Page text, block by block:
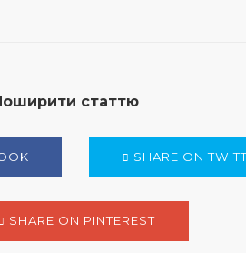
статтю
SHARE ON
SHARE ON PINTEREST